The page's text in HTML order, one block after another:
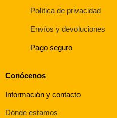
Política de privacidad
Envíos y devoluciones
Pago seguro
Conócenos
Información y contacto
Dónde estamos